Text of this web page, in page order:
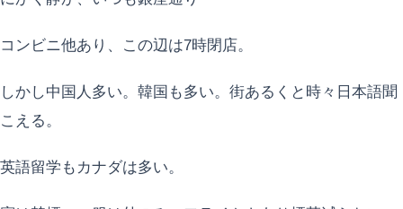
コンビニ他あり、この辺は7時閉店。
しかし中国人多い。韓国も多い。街あるくと時々日本語聞
こえる。
英語留学もカナダは多い。